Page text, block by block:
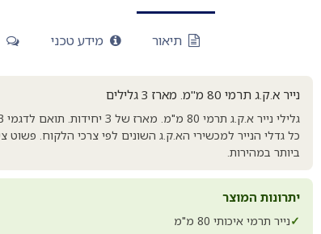
תיאור מידע טכני
נייר א.ק.ג תרמי 80 מ"מ. מארז 3 גלילים
כל גדלי הנייר למכשירי הא.ק.ג השונים לפי צרכי הלקוח.
ביותר במהירות.
יתרונות המוצר
✓נייר תרמי איכותי 80 מ"מ